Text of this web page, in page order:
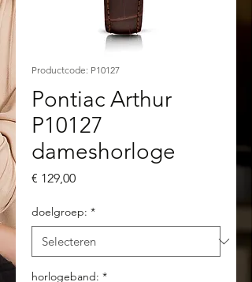
Productcode: P10127
Pontiac Arthur
P10127
dameshorloge
€ 129,00Prijs
doelgroep: *
horlogeband: *